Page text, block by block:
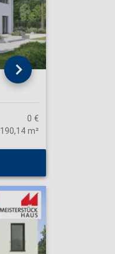
0 €
190,14 m²